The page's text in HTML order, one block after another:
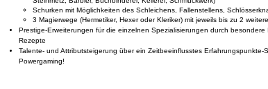
Schurken mit Möglichkeiten des Schleichens, Fallenstellens,
3 Magierwege (Hermetiker, Hexer oder Kleriker) mit jeweils bis zu 2
Prestige-Erweiterungen für die einzelnen Spezialisierungen durch
Rezepte
Talente- und Attributsteigerung über ein Zeitbeeinflusstes Erfahrungspunkte-
Powergaming!